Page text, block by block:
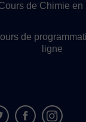
de Chimie en
de
ligne